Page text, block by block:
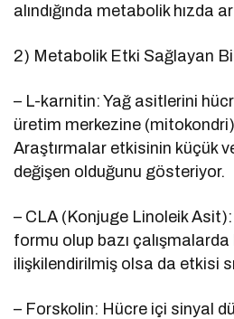
alındığında metabolik hızda
2) Metabolik Etki Sağlayan
– L-karnitin: Yağ asitlerini
üretim merkezine (mitokondri)
Araştırmalar etkisinin küçük
değişen olduğunu gösteriyor.
– CLA (Konjuge Linoleik
formu olup bazı
ilişkilendirilmiş olsa da etkisi
– Forskolin: Hücre içi sinyal